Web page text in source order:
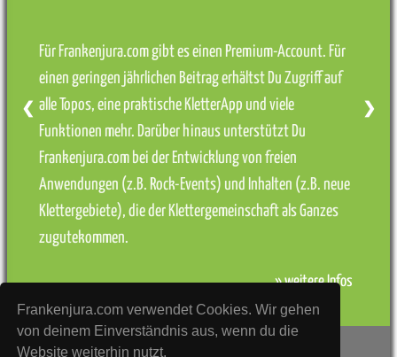
Frankenjura.com verwendet Cookies. Wir gehen
von deinem Einverständnis aus, wenn du die
Website weiterhin nutzt.
Für Frankenjura.com gibt es einen Premium-Account. Für
einen geringen jährlichen Beitrag erhältst Du Zugriff auf
alle Topos, eine praktische KletterApp und viele
Funktionen mehr. Darüber hinaus unterstützt Du
Frankenjura.com bei der Entwicklung von freien
Anwendungen (z.B. Rock-Events) und Inhalten (z.B. neue
Klettergebiete), die der Klettergemeinschaft als Ganzes
zugutekommen.
» weitere Infos
❮ ❯
Frankenjura.com Rock-Events